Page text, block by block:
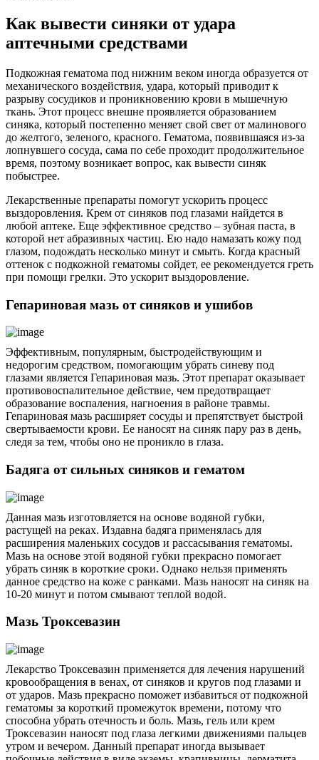
Как вывести синяки от удара
аптечными средствами
Подкожная гематома под нижним веком иногда образуется от
механического воздействия, удара, который приводит к
разрыву сосудиков и проникновению крови в мышечную
ткань. Этот процесс внешне проявляется образованием
синяка, который постепенно меняет свой свет от малинового
до желтого, зеленого, красного. Гематома, появившаяся из-за
лопнувшего сосуда, сама по себе проходит продолжительное
время, поэтому возникает вопрос, как вывести синяк
побыстрее.
Лекарственные препараты помогут ускорить процесс
выздоровления. Крем от синяков под глазами найдется в
любой аптеке. Еще эффективное средство – зубная паста, в
которой нет абразивных частиц. Ею надо намазать кожу под
глазом, подождать несколько минут и смыть. Когда красный
оттенок с подкожной гематомы сойдет, ее рекомендуется греть
при помощи грелки. Это ускорит выздоровление.
Гепариновая мазь от синяков и ушибов
Эффективным, популярным, быстродействующим и
недорогим средством, помогающим убрать синеву под
глазами является Гепариновая мазь. Этот препарат оказывает
противовоспалительное действие, чем предотвращает
образование воспаления, нагноения в районе травмы.
Гепариновая мазь расширяет сосуды и препятствует быстрой
свертываемости крови. Ее наносят на синяк пару раз в день,
следя за тем, чтобы оно не проникло в глаза.
Бадяга от сильных синяков и гематом
Данная мазь изготовляется на основе водяной губки,
растущей на реках. Издавна бадяга применялась для
расширения маленьких сосудов и рассасывания гематомы.
Мазь на основе этой водяной губки прекрасно помогает
убрать синяк в короткие сроки. Однако нельзя применять
данное средство на коже с ранками. Мазь наносят на синяк на
10-20 минут и потом смывают теплой водой.
Мазь Троксевазин
Лекарство Троксевазин применяется для лечения нарушений
кровообращения в венах, от синяков и кругов под глазами и
от ударов. Мазь прекрасно поможет избавиться от подкожной
гематомы за короткий промежуток времени, потому что
способна убрать отечность и боль. Мазь, гель или крем
Троксевазин наносят под глаза легкими движениями пальцев
утром и вечером. Данный препарат иногда вызывает